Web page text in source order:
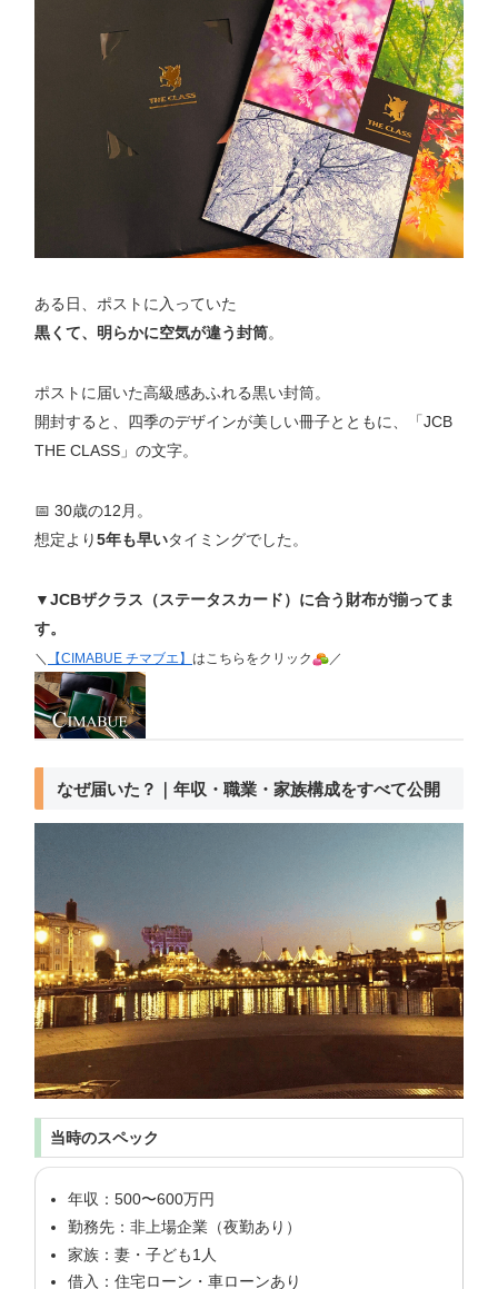
ある日、ポストに入っていた
黒くて、明らかに空気が違う封筒。
ポストに届いた高級感あふれる黒い封筒。
開封すると、四季のデザインが美しい冊子とともに、「JCB
THE CLASS」の文字。
📅 30歳の12月。
想定より5年も早いタイミングでした。
▼JCBザクラス（ステータスカード）に合う財布が揃ってま
す。
＼ 【CIMABUE チマブエ】 はこちらをクリック ／
なぜ届いた？｜年収・職業・家族構成をすべて公開
当時のスペック
年収：500〜600万円
勤務先：非上場企業（夜勤あり）
家族：妻・子ども1人
借入：住宅ローン・車ローンあり